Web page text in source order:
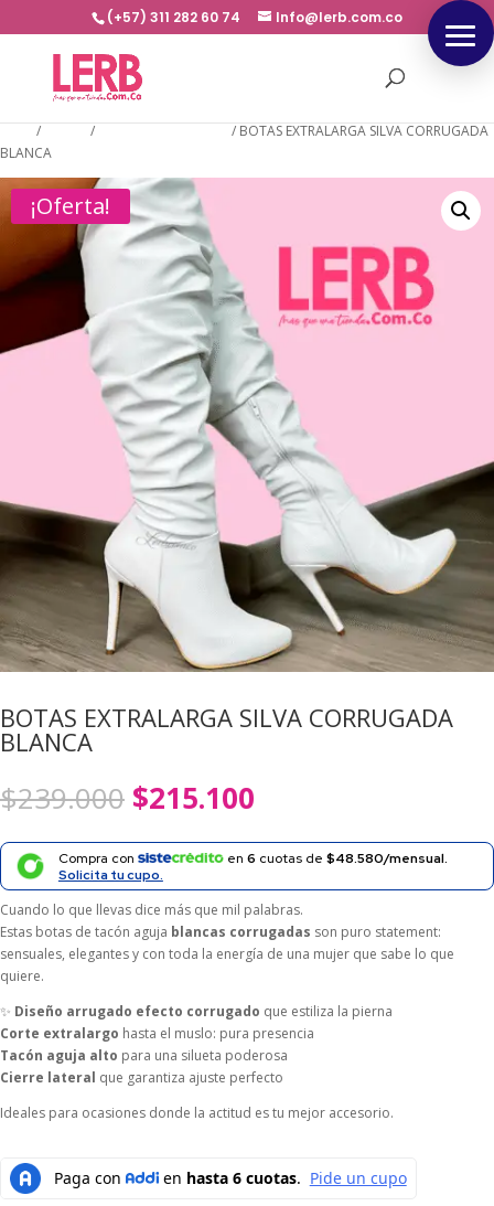
(+57) 311 282 60 74 Info@lerb.com.co
/ / / BOTAS EXTRALARGA SILVA CORRUGADA
BLANCA
¡Oferta!
BOTAS EXTRALARGA SILVA CORRUGADA
BLANCA
$239.000 El
precio
original
era:
$239.000.
$215.100
actual
es:
$215.100.
Compra con en 6 cuotas de $48.580/mensual.
Solicita tu cupo.
Cuando lo que llevas dice más que mil palabras.
Estas botas de tacón aguja blancas corrugadas son puro statement:
sensuales, elegantes y con toda la energía de una mujer que sabe lo que
quiere.
✨ Diseño arrugado efecto corrugado que estiliza la pierna
Corte extralargo hasta el muslo: pura presencia
Tacón aguja alto para una silueta poderosa
Cierre lateral que garantiza ajuste perfecto
Ideales para ocasiones donde la actitud es tu mejor accesorio.